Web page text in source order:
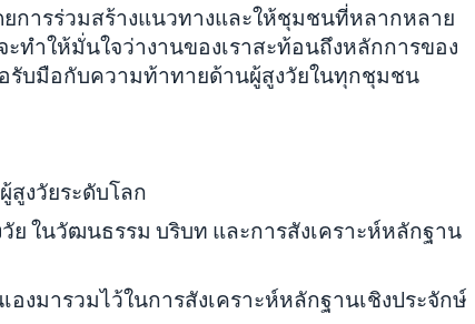
ยการร่วมสร้างแนวทางและให้ชุมชนที่หลากหลาย
ะทำให้มั่นใจว่างานของเราสะท้อนถึงหลักการของ
รับมือกับความท้าทายด้านผู้สูงวัยในทุกชุมชน
สูงวัยระดับโลก
ในวัฒนธรรม บริบท และการสังเคราะห์หลักฐาน
งมารวมไว้ในการสังเคราะห์หลักฐานเชิงประจักษ์